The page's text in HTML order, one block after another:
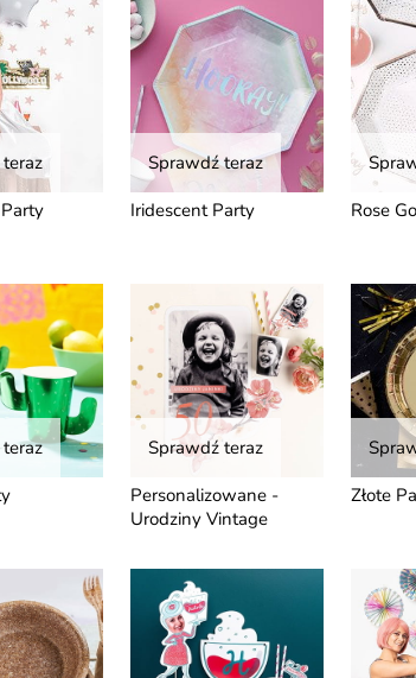
Sprawdź teraz
Iridescent Party
Rose
Sprawdź teraz
Personalizowane -
Urodziny Vintage
Złote